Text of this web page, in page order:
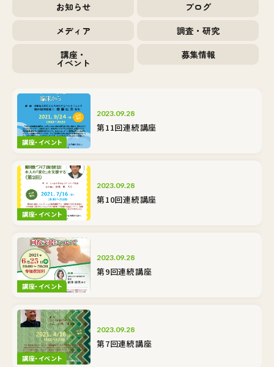
お知らせ
ブログ
メディア
調査・研究
講座・
イベント
募集情報
講座・イベント
2023.09.28
第11回連続講座
講座・イベント
2023.09.28
第10回連続講座
講座・イベント
2023.09.28
第9回連続講座
講座・イベント
2023.09.28
第7回連続講座